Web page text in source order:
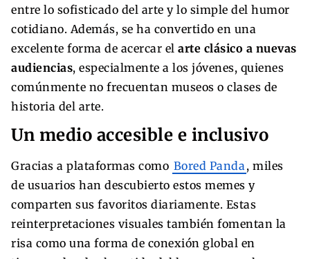
entre lo sofisticado del arte y lo simple del humor
cotidiano. Además, se ha convertido en una
excelente forma de acercar el arte clásico a nuevas
audiencias, especialmente a los jóvenes, quienes
comúnmente no frecuentan museos o clases de
historia del arte.
Un medio accesible e inclusivo
Gracias a plataformas como Bored Panda , miles
de usuarios han descubierto estos memes y
comparten sus favoritos diariamente. Estas
reinterpretaciones visuales también fomentan la
risa como una forma de conexión global en